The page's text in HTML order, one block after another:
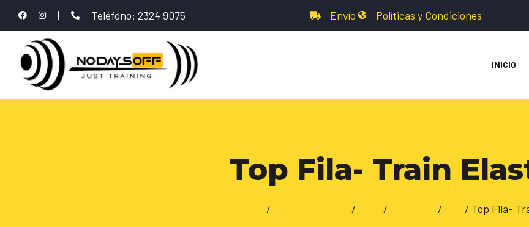
Teléfono: 2324 9075 Envío Políticas y Condiciones
INICIO
Top Fila- Train
/ / / / / Top Fila-